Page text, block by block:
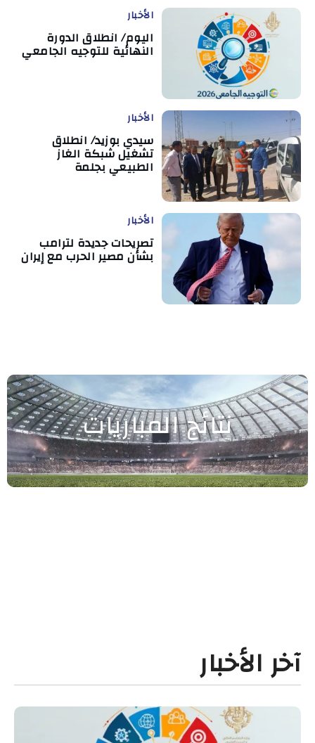
الأخبار
اليوم/ انطلاق الدورة
النهائية للتوجيه الجامعي
الأخبار
سيدي بوزيد/ انطلاق
تشغيل شبكة الغاز
الطبيعي بجلمة
الأخبار
تصريحات جديدة لترامب
بشأن مصير الحرب مع إيران
نتائج المباريات
آخر الأخبار